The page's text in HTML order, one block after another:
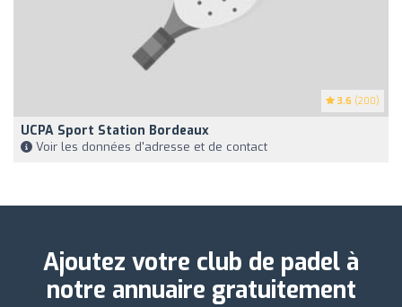
3.6 (200)
UCPA Sport Station Bordeaux
Voir les données d'adresse et de contact
Ajoutez votre club de padel à
notre annuaire gratuitement